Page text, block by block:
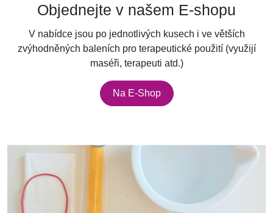
Objednejte v našem E-shopu
V nabídce jsou po jednotlivých kusech i ve větších
zvýhodněných baleních pro terapeutické použití (využijí
maséři, terapeuti atd.)
Na E-Shop